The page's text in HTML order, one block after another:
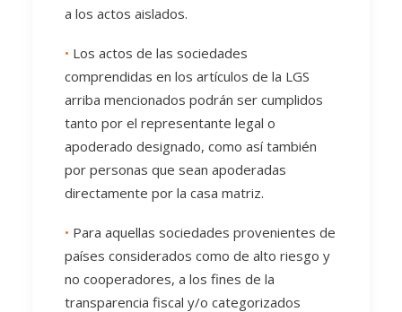
a los actos aislados.
• Los actos de las sociedades
comprendidas en los artículos de la LGS
arriba mencionados podrán ser cumplidos
tanto por el representante legal o
apoderado designado, como así también
por personas que sean apoderadas
directamente por la casa matriz.
• Para aquellas sociedades provenientes de
países considerados como de alto riesgo y
no cooperadores, a los fines de la
transparencia fiscal y/o categorizados